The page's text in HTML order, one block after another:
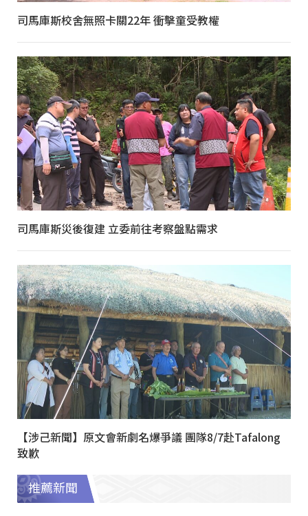
司馬庫斯校舍無照卡關22年 衝擊童受教權
司馬庫斯災後復建 立委前往考察盤點需求
【涉己新聞】原文會新劇名爆爭議 團隊8/7赴Tafalong
致歉
推薦新聞